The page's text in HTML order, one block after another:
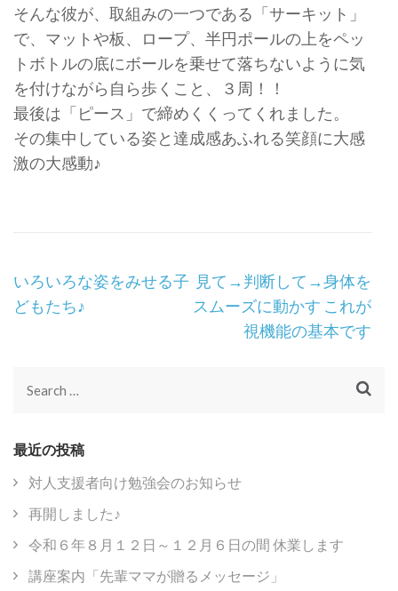
そんな彼が、取組みの一つである「サーキット」
で、マットや板、ロープ、半円ポールの上をペッ
トボトルの底にボールを乗せて落ちないように気
を付けながら自ら歩くこと、３周！！
最後は「ピース」で締めくくってくれました。
その集中している姿と達成感あふれる笑顔に大感
激の大感動♪
Post
Navigation
いろいろな姿をみせる子
どもたち♪
見て→判断して→身体を
スムーズに動かす これが
視機能の基本です
Search
最近の投稿
対人支援者向け勉強会のお知らせ
再開しました♪
令和６年８月１２日～１２月６日の間 休業します
講座案内「先輩ママが贈るメッセージ」